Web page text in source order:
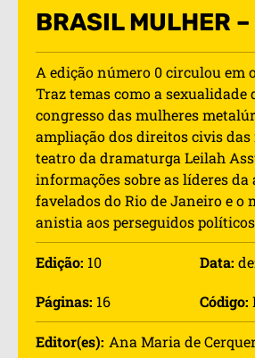
BRASIL MULHER
A edição número 0 circulou em
Traz temas como a sexualidade
congresso das mulheres
ampliação dos direitos civis das
teatro da dramaturga Leilah
informações sobre as líderes da
favelados do Rio de Janeiro e o
anistia aos perseguidos
Edição: 10 Data:
Páginas: 16 Código:
Editor(es): Ana Maria de